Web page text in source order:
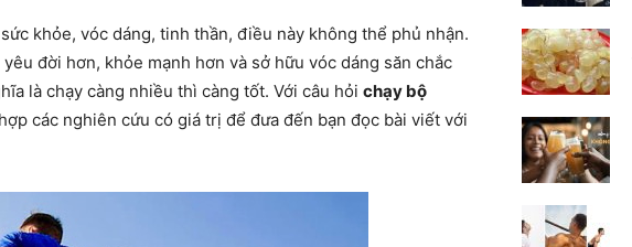
khỏe, vóc dáng, tinh thần, điều này không thể phủ nhận.
đời hơn, khỏe mạnh hơn và sở hữu vóc dáng săn chắc
là chạy càng nhiều thì càng tốt. Với câu hỏi chạy bộ
các nghiên cứu có giá trị để đưa đến bạn đọc bài viết với